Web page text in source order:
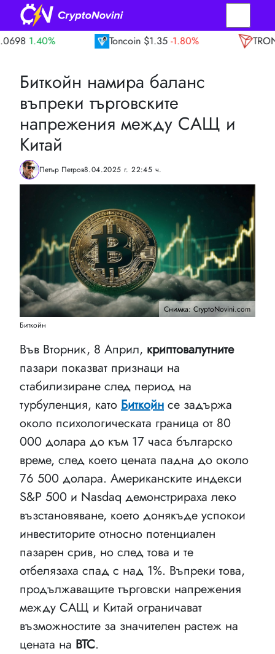
Toncoin $1.35 -1.80% TRON $0.33
Биткойн намира баланс
въпреки търговските
напрежения между САЩ и
Китай
Петър Петров8.04.2025 г. 22:45 ч.
Снимка: CryptoNovini.com
Биткойн
Във Вторник, 8 Април, криптовалутните
пазари показват признаци на
стабилизиране след период на
турбуленция, като Биткойн се задържа
около психологическата граница от 80
000 долара до към 17 часа българско
време, след което цената падна до около
76 500 долара. Американските индекси
S&P 500 и Nasdaq демонстрираха леко
възстановяване, което донякъде успокои
инвеститорите относно потенциален
пазарен срив, но след това и те
отбелязаха спад с над 1%. Въпреки това,
продължаващите търговски напрежения
между САЩ и Китай ограничават
възможностите за значителен растеж на
цената на BTC.